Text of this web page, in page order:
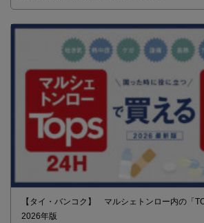
【タイ・バンコク】 マルシェトンロー内の「
2026年版